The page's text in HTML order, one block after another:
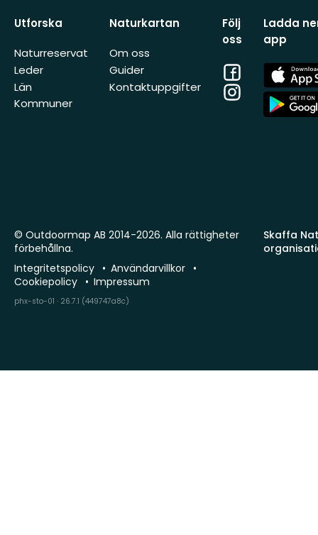
Utforska
Naturreservat
Leder
Län
Kommuner
Naturkartan
Om oss
Guider
Kontaktuppgifter
Följ
oss
Facebook
Instagram
Ladda
app
App
Store
App
Store
Skaffa
© Outdoormap AB 2014-2026. Alla rättigheter
förbehållna.
Integritetspolicy
Användarvillkor
Cookiepolicy
Impressum
phx-sto-01 · 26.7.1 (449747a8c)